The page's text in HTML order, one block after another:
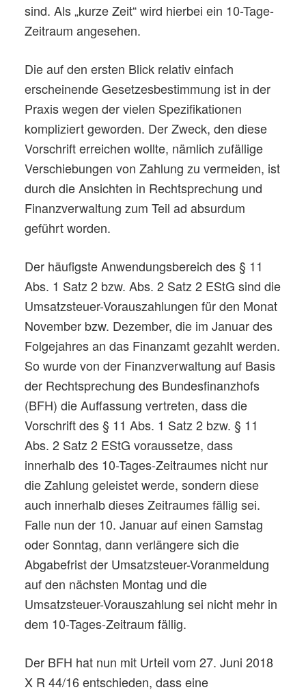
sind. Als „kurze Zeit“ wird hierbei ein 10-Tage-
Zeitraum angesehen.
Die auf den ersten Blick relativ einfach
erscheinende Gesetzesbestimmung ist in der
Praxis wegen der vielen Spezifikationen
kompliziert geworden. Der Zweck, den diese
Vorschrift erreichen wollte, nämlich zufällige
Verschiebungen von Zahlung zu vermeiden, ist
durch die Ansichten in Rechtsprechung und
Finanzverwaltung zum Teil ad absurdum
geführt worden.
Der häufigste Anwendungsbereich des § 11
Abs. 1 Satz 2 bzw. Abs. 2 Satz 2 EStG sind die
Umsatzsteuer-Vorauszahlungen für den Monat
November bzw. Dezember, die im Januar des
Folgejahres an das Finanzamt gezahlt werden.
So wurde von der Finanzverwaltung auf Basis
der Rechtsprechung des Bundesfinanzhofs
(BFH) die Auffassung vertreten, dass die
Vorschrift des § 11 Abs. 1 Satz 2 bzw. § 11
Abs. 2 Satz 2 EStG voraussetze, dass
innerhalb des 10-Tages-Zeitraumes nicht nur
die Zahlung geleistet werde, sondern diese
auch innerhalb dieses Zeitraumes fällig sei.
Falle nun der 10. Januar auf einen Samstag
oder Sonntag, dann verlängere sich die
Abgabefrist der Umsatzsteuer-Voranmeldung
auf den nächsten Montag und die
Umsatzsteuer-Vorauszahlung sei nicht mehr in
dem 10-Tages-Zeitraum fällig.
Der BFH hat nun mit Urteil vom 27. Juni 2018
X R 44/16 entschieden, dass eine